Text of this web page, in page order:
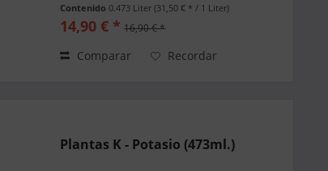
evita una deficiencia de nitrógeno de sus
plantas...
Contenido 0.473 Liter(31,50 € * / 1 Liter)
14,90 € * 16,90 € *
Comparar Recordar
Plantas K - Potasio (473ml.)